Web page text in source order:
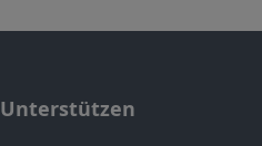
Unterstützen